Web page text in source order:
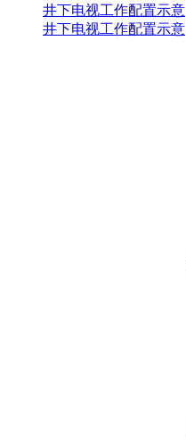
井下电视工作配置示意
井下电视工作配置示意